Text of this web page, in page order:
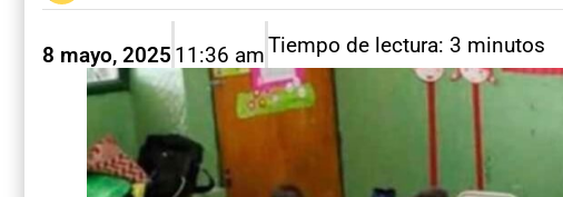
8 mayo, 2025 11:36 amTiempo de lectura: 3 minutos